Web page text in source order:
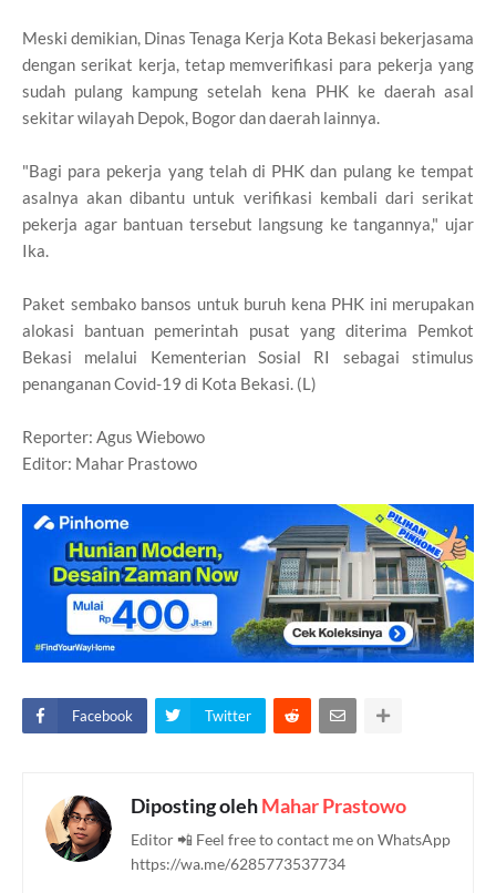
Meski demikian, Dinas Tenaga Kerja Kota Bekasi bekerjasama
dengan serikat kerja, tetap memverifikasi para pekerja yang
sudah pulang kampung setelah kena PHK ke daerah asal
sekitar wilayah Depok, Bogor dan daerah lainnya.
"Bagi para pekerja yang telah di PHK dan pulang ke tempat
asalnya akan dibantu untuk verifikasi kembali dari serikat
pekerja agar bantuan tersebut langsung ke tangannya," ujar
Ika.
Paket sembako bansos untuk buruh kena PHK ini merupakan
alokasi bantuan pemerintah pusat yang diterima Pemkot
Bekasi melalui Kementerian Sosial RI sebagai stimulus
penanganan Covid-19 di Kota Bekasi. (L)
Reporter: Agus Wiebowo
Editor: Mahar Prastowo
Facebook Twitter
Diposting olehMahar Prastowo
Editor 📲 Feel free to contact me on WhatsApp
https://wa.me/6285773537734